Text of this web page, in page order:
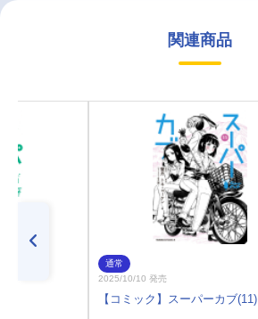
関連商品
通常
2025/10/10 発売
【コミック】スーパーカブ(11)